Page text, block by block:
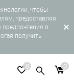
чтобы
предоставляя
в
получить
0 0